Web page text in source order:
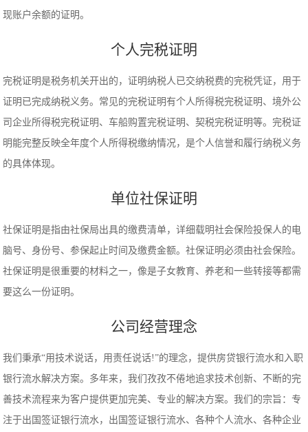
现账户余额的证明。
个人完税证明
完税证明是税务机关开出的，证明纳税人已交纳税费的完税凭证，用于
证明已完成纳税义务。常见的完税证明有个人所得税完税证明、境外公
司企业所得税完税证明、车船购置完税证明、契税完税证明等。完税证
明能完整反映全年度个人所得税缴纳情况，是个人信誉和履行纳税义务
的具体体现。
单位社保证明
社保证明是指由社保局出具的缴费清单，详细载明社会保险投保人的电
脑号、身份号、参保起止时间及缴费金额。社保证明必须由社会保险。
社保证明是很重要的材料之一，像是子女教育、养老和一些转接等都需
要这么一份证明。
公司经营理念
我们秉承“用技术说话，用责任说话!”的理念，提供房贷银行流水和入职
银行流水解决方案。多年来，我们孜孜不倦地追求技术创新、不断的完
善技术流程来为客户提供更加完美、专业的解决方案。我们的宗旨：专
注于出国签证银行流水，出国签证银行流水、各种个人流水、各种企业